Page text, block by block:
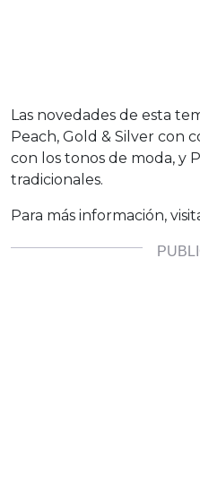
Las novedades de esta
Peach, Gold & Silver con
con los tonos de moda, y
tradicionales.
Para más información,